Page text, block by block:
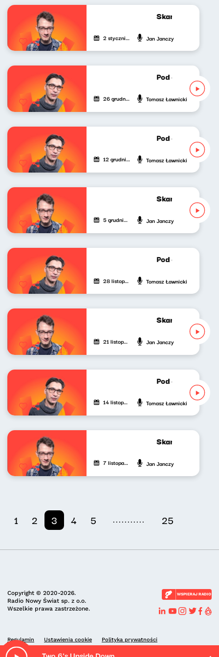
Skandynawskim
2 stycznia 2026 Jan Janczy
Pod czeskim
26 grudnia 2025 Tomasz Ławnicki
Pod czeskim
12 grudnia 2025 Tomasz Ławnicki
Skandynawskim
5 grudnia 2025 Jan Janczy
Pod czeskim
28 listopada 2025 Tomasz Ławnicki
Skandynawskim
21 listopada 2025 Jan Janczy
Pod czeskim
14 listopada 2025 Tomasz Ławnicki
Skandynawskim
7 listopada 2025 Jan Janczy
1 2 3 4 5 ........... 25
Copyright © 2020-2026.
Radio Nowy Świat sp. z o.o.
Wszelkie prawa zastrzeżone.
WSPIERAJ RADIO
Regulamin Ustawienia cookie Polityka prywatności